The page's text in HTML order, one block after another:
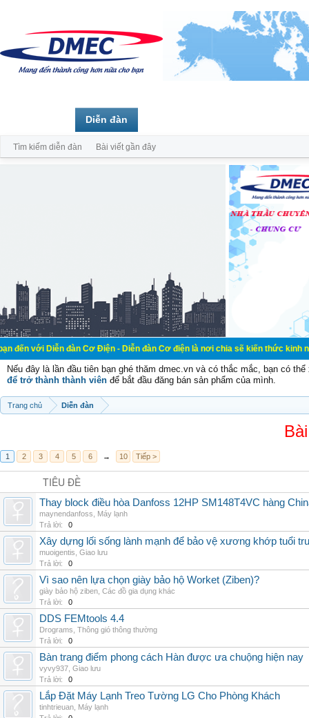
đàn Cơ Điện - Diễn đàn Cơ điện là nơi chia sẽ kiến thức kinh nghiệm
Nếu đây là lần đầu tiên bạn ghé thăm dmec.vn và có thắc mắc, bạn có
để trở thành thành viên để bắt đầu đăng bán sản phẩm của mình.
Trang chủ Diễn đàn
1 2 3 4 5 6 → 10 Tiếp >
TIÊU ĐỀ
Thay block điều hòa Danfoss 12HP SM148T4VC hàng
maynendanfoss
Máy lạnh
Trả lời:
0
Xây dựng lối sống lành mạnh để bảo vệ xương khớp tuổi
muoigentis Giao lưu
Trả lời:
0
Vì sao nên lựa chọn giày bảo hộ Worket (Ziben)?
giày bảo hộ ziben Các đồ gia dụng khác
Trả lời:
0
DDS FEMtools 4.4
Drograms Thông gió thông thường
Trả lời:
0
Bàn trang điểm phong cách Hàn được ưa chuộng hiện nay
vyvy937 Giao lưu
Trả lời:
0
Lắp Đặt Máy Lạnh Treo Tường LG Cho Phòng Khách
tinhtrieuan Máy lạnh
Diễn đàn
Tìm kiếm diễn đàn Bài viết gần đây